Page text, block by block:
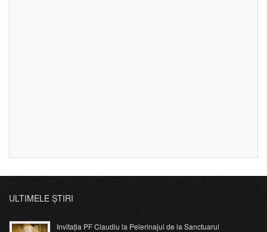
ULTIMELE ȘTIRI
Invitația PF Claudiu la Pelerinajul de la Sanctuarul